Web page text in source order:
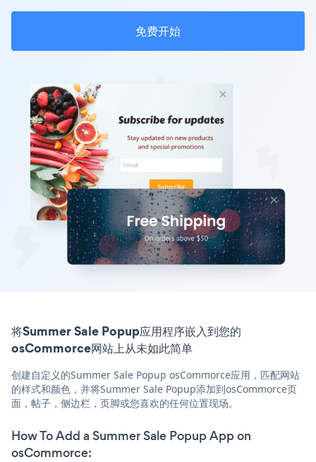
免费开始
将Summer Sale Popup应用程序嵌入到您的
osCommorce网站上从未如此简单
创建自定义的Summer Sale Popup osCommorce应用，匹配网站
的样式和颜色，并将Summer Sale Popup添加到osCommorce页
面，帖子，侧边栏，页脚或您喜欢的任何位置现场。
How To Add a Summer Sale Popup App on
osCommorce: